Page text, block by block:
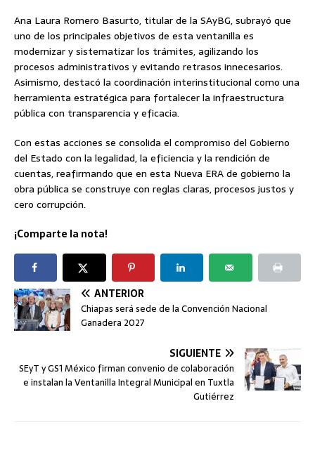
Ana Laura Romero Basurto, titular de la SAyBG, subrayó que
uno de los principales objetivos de esta ventanilla es
modernizar y sistematizar los trámites, agilizando los
procesos administrativos y evitando retrasos innecesarios.
Asimismo, destacó la coordinación interinstitucional como una
herramienta estratégica para fortalecer la infraestructura
pública con transparencia y eficacia.
Con estas acciones se consolida el compromiso del Gobierno
del Estado con la legalidad, la eficiencia y la rendición de
cuentas, reafirmando que en esta Nueva ERA de gobierno la
obra pública se construye con reglas claras, procesos justos y
cero corrupción.
¡Comparte la nota!
ANTERIOR
Chiapas será sede de la Convención Nacional
Ganadera 2027
SIGUIENTE
SEyT y GS1 México firman convenio de colaboración
e instalan la Ventanilla Integral Municipal en Tuxtla
Gutiérrez